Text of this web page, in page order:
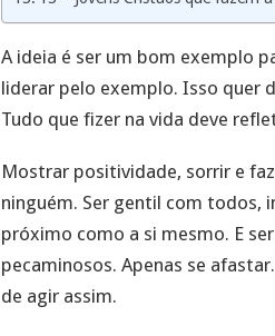
A ideia é ser um bom exemplo
liderar pelo exemplo. Isso quer
Tudo que fizer na vida deve
Mostrar positividade, sorrir e
ninguém. Ser gentil com todos,
próximo como a si mesmo. E
pecaminosos. Apenas se
de agir assim.